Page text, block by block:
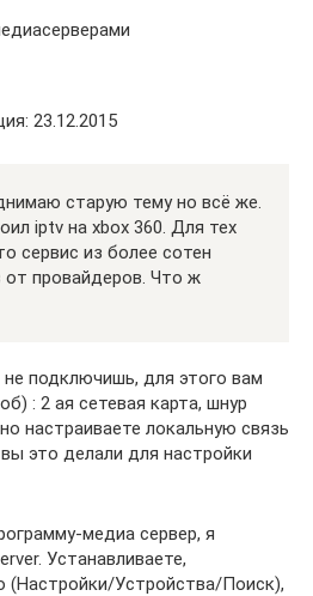
23.12.2015
старую тему но всё же.
iptv на xbox 360. Для тех
сервис из более сотен
от провайдеров. Что ж
подключишь, для этого вам
: 2 ая сетевая карта, шнур
настраиваете локальную связь
это делали для настройки
медиа сервер, я
Устанавливаете,
(Настройки/Устройства/Поиск),